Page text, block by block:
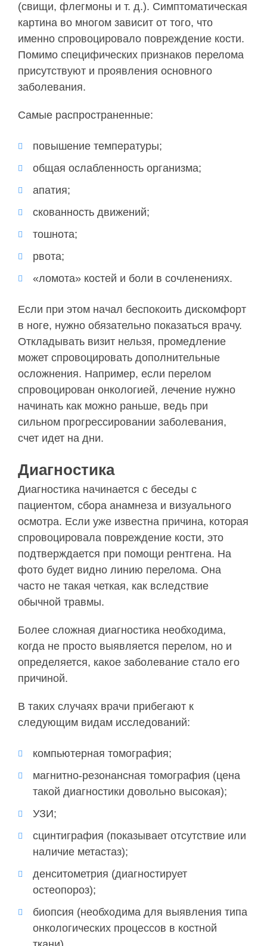
(свищи, флегмоны и т. д.). Симптоматическая
картина во многом зависит от того, что
именно спровоцировало повреждение кости.
Помимо специфических признаков перелома
присутствуют и проявления основного
заболевания.
Самые распространенные:
повышение температуры;
общая ослабленность организма;
апатия;
скованность движений;
тошнота;
рвота;
«ломота» костей и боли в сочленениях.
Если при этом начал беспокоить дискомфорт
в ноге, нужно обязательно показаться врачу.
Откладывать визит нельзя, промедление
может спровоцировать дополнительные
осложнения. Например, если перелом
спровоцирован онкологией, лечение нужно
начинать как можно раньше, ведь при
сильном прогрессировании заболевания,
счет идет на дни.
Диагностика
Диагностика начинается с беседы с
пациентом, сбора анамнеза и визуального
осмотра. Если уже известна причина, которая
спровоцировала повреждение кости, это
подтверждается при помощи рентгена. На
фото будет видно линию перелома. Она
часто не такая четкая, как вследствие
обычной травмы.
Более сложная диагностика необходима,
когда не просто выявляется перелом, но и
определяется, какое заболевание стало его
причиной.
В таких случаях врачи прибегают к
следующим видам исследований:
компьютерная томография;
магнитно-резонансная томография (цена
такой диагностики довольно высокая);
УЗИ;
сцинтиграфия (показывает отсутствие или
наличие метастаз);
денситометрия (диагностирует
остеопороз);
биопсия (необходима для выявления типа
онкологических процессов в костной